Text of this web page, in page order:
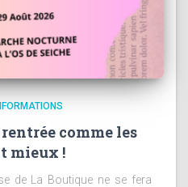
rentrée comme les
mieux !
de La Boutique ne se fera